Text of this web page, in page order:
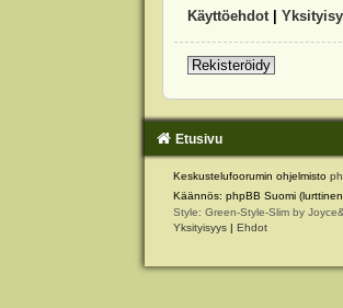
Käyttöehdot|
Rekisteröidy
Etusivu
Keskustelufoorumin ohjelmisto
Käännös: phpBB Suomi
Style: Green-Style-Slim by
Yksityisyys | Ehdot